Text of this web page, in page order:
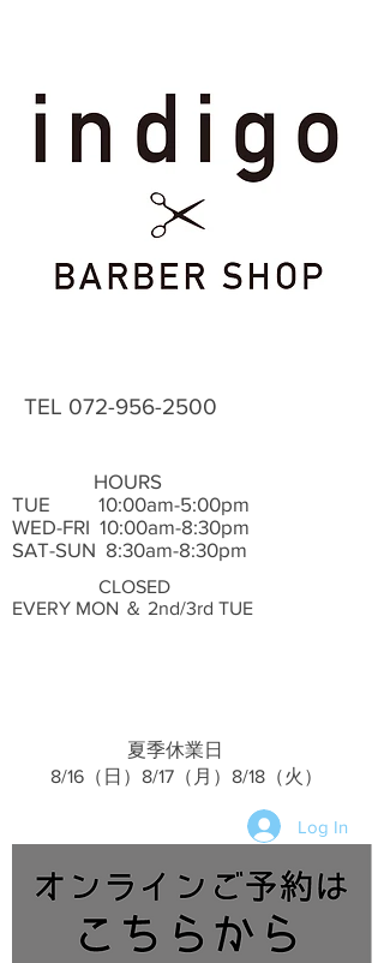
TEL 072-956-2500
HOURS
TUE ​ 10:00am-5:00pm
WED-FRI 10:00am-8:30pm
SAT-SUN 8:30am-8:30pm
CLOSED
EVERY MON ＆ 2nd/3rd TUE
夏季休業日
​ 8/16（日）8/17（月）8/18（火）
Log In